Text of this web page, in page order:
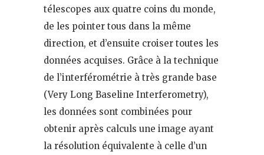
télescopes aux quatre coins du monde,
de les pointer tous dans la même
direction, et d’ensuite croiser toutes les
données acquises. Grâce à la technique
de l’interférométrie à très grande base
(Very Long Baseline Interferometry),
les données sont combinées pour
obtenir après calculs une image ayant
la résolution équivalente à celle d’un